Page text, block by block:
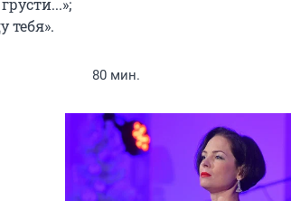
тебя».
80 мин.